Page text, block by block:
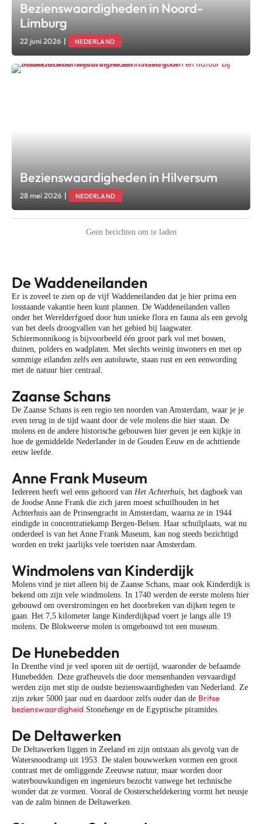
Bezienswaardigheden in Noord-
Limburg
22 juni 2026 | NEDERLAND
Bezienswaardigheden in Hilversum
28 mei 2026 | NEDERLAND
Geen berichten om te laden
De Waddeneilanden
Er is zoveel te zien op de vijf Waddeneilanden dat je hier prima een
losstaande vakantie heen kunt plannen. De Waddeneilanden vallen
onder het Werelderfgoed door hun unieke flora en fauna als een gevolg
van het deels droogvallen van het gebied bij laagwater.
Schiermonnikoog is bijvoorbeeld één groot park vol met bossen,
duinen, polders en wadplaten. Met slechts weinig inwoners en met op
sommige eilanden zelfs een autoluwte, staan rust en een eenwording
met de natuur hier centraal.
Zaanse Schans
De Zaanse Schans is een regio ten noorden van Amsterdam, waar je je
even terug in de tijd waant door de vele molens die hier staan. De
molens en de andere historische gebouwen hier geven je een kijkje in
hoe de gemiddelde Nederlander in de Gouden Eeuw en de achttiende
eeuw leefde.
Anne Frank Museum
Iedereen heeft wel eens gehoord van Het Achterhuis, het dagboek van
de Joodse Anne Frank die zich jaren moest schuilhouden in het
Achterhuis aan de Prinsengracht in Amsterdam, waarna ze in 1944
eindigde in concentratiekamp Bergen-Belsen. Haar schuilplaats, wat nu
onderdeel is van het Anne Frank Museum, kan nog steeds bezichtigd
worden en trekt jaarlijks vele toeristen naar Amsterdam.
Windmolens van Kinderdijk
Molens vind je niet alleen bij de Zaanse Schans, maar ook Kinderdijk is
bekend om zijn vele windmolens. In 1740 werden de eerste molens hier
gebouwd om overstromingen en het doorbreken van dijken tegen te
gaan. Het 7,5 kilometer lange Kinderdijkpad voert je langs alle 19
molens. De Blokweerse molen is omgebouwd tot een museum.
De Hunebedden
In Drenthe vind je veel sporen uit de oertijd, waaronder de befaamde
Hunebedden. Deze grafheuvels die door mensenhanden vervaardigd
werden zijn met stip de oudste bezienswaardigheden van Nederland. Ze
zijn zeker 5000 jaar oud en daardoor zelfs ouder dan de Britse
bezienswaardigheid Stonehenge en de Egyptische piramides.
De Deltawerken
De Deltawerken liggen in Zeeland en zijn ontstaan als gevolg van de
Watersnoodramp uit 1953. De stalen bouwwerken vormen een groot
contrast met de omliggende Zeeuwse natuur, maar worden door
waterbouwkundigen en ingenieurs bezocht vanwege het technische
wonder dat ze vormen. Vooral de Oosterscheldekering vormt het neusje
van de zalm binnen de Deltawerken.